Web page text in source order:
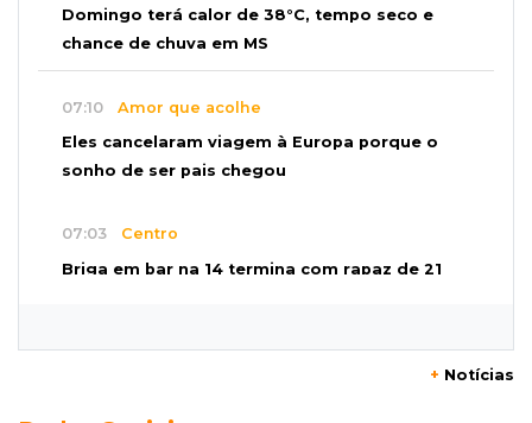
Domingo terá calor de 38°C, tempo seco e
chance de chuva em MS
07:10 Amor que acolhe
Eles cancelaram viagem à Europa porque o
sonho de ser pais chegou
07:03 Centro
Briga em bar na 14 termina com rapaz de 21
+ Notícias